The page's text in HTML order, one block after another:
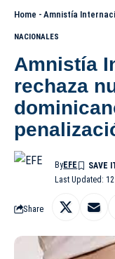
Home - Amnistía Internacional
NACIONALES
Amnistía
rechaza
Last Updated:
ByEFE
Share